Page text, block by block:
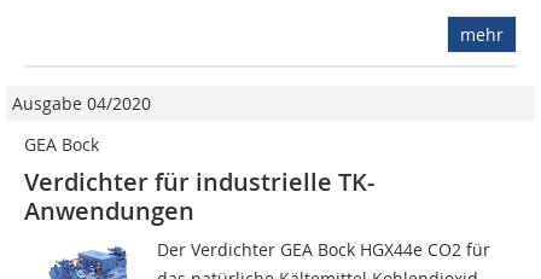
mehr
Ausgabe 04/2020
GEA Bock
Verdichter für industrielle TK-
Anwendungen
Der Verdichter GEA Bock HGX44e CO2 für